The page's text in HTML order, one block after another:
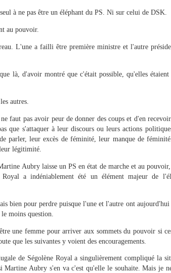
à ne pas être un éléphant du PS. Ni sur celui de DSK.
au pouvoir.
L'une a failli être première ministre et l'autre
là, d'avoir montré que c'était possible, qu'elles
autres.
faut pas avoir peur de donner des coups et d'en
que s'attaquer à leur discours ou leurs actions
parler, leur excès de féminité, leur manque de
légitimité.
Aubry laisse un PS en état de marche et au
a indéniablement été un élément majeur de
bien pour perdre puisque l'une et l'autre ont aujourd'hui
moins question.
une femme pour arriver aux sommets du pouvoir si
que les suivantes y voient des encouragements.
de Ségolène Royal a singulièrement compliqué la
Martine Aubry s'en va c'est qu'elle le souhaite. Mais je